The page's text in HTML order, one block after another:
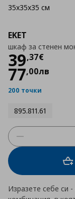
EKET
шкаф за стенен
39,37€
Цена
77,00лв
200 точки
895.811.61
35x35x35 см
Изразете себе си